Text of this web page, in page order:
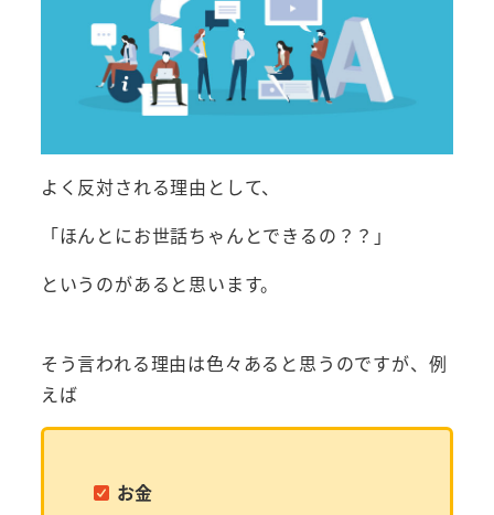
よく反対される理由として、
「ほんとにお世話ちゃんとできるの？？」
というのがあると思います。
そう言われる理由は色々あると思うのですが、例
えば
お金